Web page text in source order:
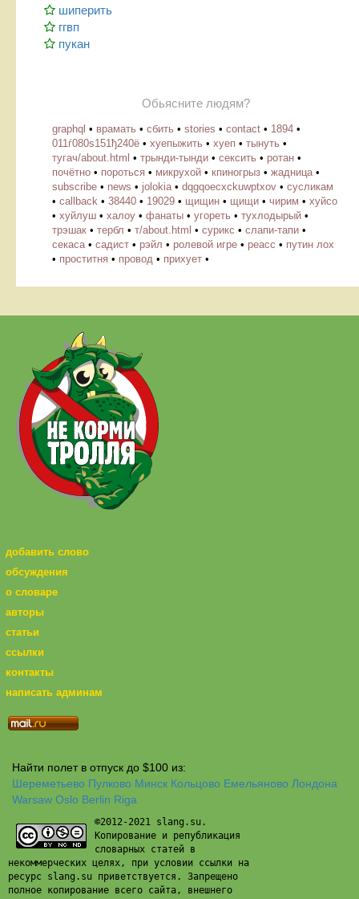
шиперить
ггвп
пукан
Обьясните людям?
graphql • врамать • сбить • stories • contact • 1894 •
011ѓ080ѕ151ђ240ё • хуепыжить • хуеп • тынуть •
тугач/about.html • трынди-тынди • сексить • ротан •
почётно • пороться • микрухой • кпиногрыз • жадница •
subscribe • news • jolokia • dqgqoecxckuwptxov • cусликам
• callback • 38440 • 19029 • щищин • щищи • чирим • хуйсо
• хуйлуш • халоу • фанаты • угореть • тухлодырый •
трэшак • тербл • т/about.html • сурикс • слапи-тапи •
секаса • садист • рэйл • ролевой игре • реасс • путин лох
• проститня • провод • прихует •
добавить слово
обсуждения
о словаре
авторы
статьи
ссылки
контакты
написать админам
Найти полет в отпуск до $100 из:
Шереметьево Пулково Минск Кольцово Емельяново Лондона
Warsaw Oslo Berlin Riga
©2012-2021 slang.su.
Копирование и републикация
словарных статей в
некоммерческих целях, при условии ссылки на
ресурс slang.su приветствуется. Запрещено
полное копирование всего сайта, внешнего